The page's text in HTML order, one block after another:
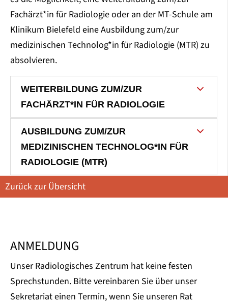
Fachärzt*in für Radiologie oder an der MT-Schule am
Klinikum Bielefeld eine Ausbildung zum/zur
medizinischen Technolog*in für Radiologie (MTR) zu
absolvieren.
WEITERBILDUNG ZUM/ZUR
FACHÄRZT*IN FÜR RADIOLOGIE
AUSBILDUNG ZUM/ZUR
MEDIZINISCHEN TECHNOLOG*IN FÜR
RADIOLOGIE (MTR)
Zurück zur Übersicht
ANMELDUNG
Unser Radiologisches Zentrum hat keine festen
Sprechstunden. Bitte vereinbaren Sie über unser
Sekretariat einen Termin, wenn Sie unseren Rat